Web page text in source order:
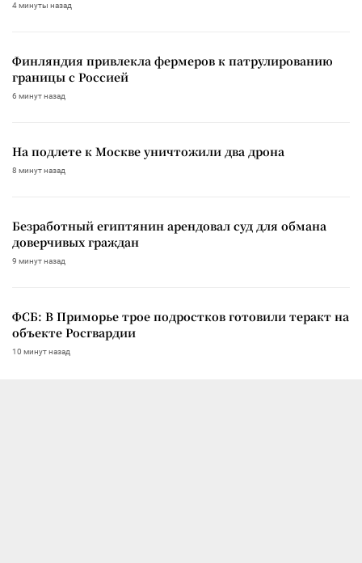
4 минуты назад
Финляндия привлекла фермеров к патрулированию
границы с Россией
6 минут назад
На подлете к Москве уничтожили два дрона
8 минут назад
Безработный египтянин арендовал суд для обмана
доверчивых граждан
9 минут назад
ФСБ: В Приморье трое подростков готовили теракт на
объекте Росгвардии
10 минут назад